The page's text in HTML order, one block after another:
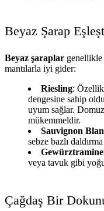
Beyaz Şarap
Beyaz şaraplar
mantılarla iyi gider:
Riesling:
dengesine sahip
uyum sağlar.
mükemmeldir.
Sauvignon
sebze bazlı
veya tavuk gibi
Çağdaş Bir